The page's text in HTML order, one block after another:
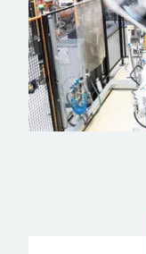
Gute
Deutschland
Kriterien auf
Was Sie bei
Solarwatt